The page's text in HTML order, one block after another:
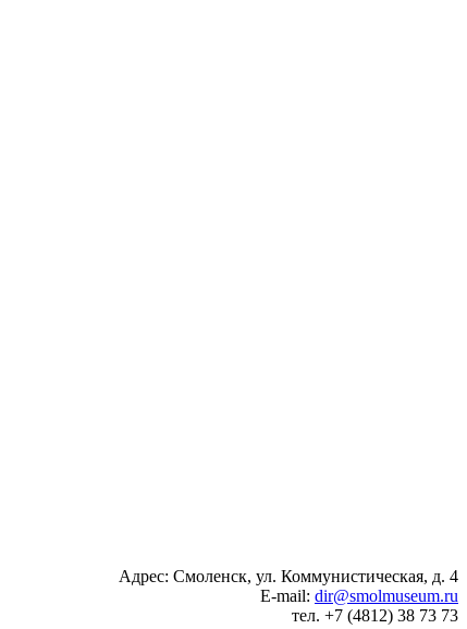
Адрес: Смоленск, ул. Коммунистическая, д. 4
E-mail: dir@smolmuseum.ru
тел. +7 (4812) 38 73 73